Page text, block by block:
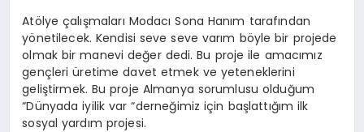
Atölye çalışmaları Modacı Sona Hanım tarafından
yönetilecek. Kendisi seve seve varım böyle bir projede
olmak bir manevi değer dedi. Bu proje ile amacımız
gençleri üretime davet etmek ve yeteneklerini
geliştirmek. Bu proje Almanya sorumlusu olduğum
“Dünyada iyilik var “derneğimiz için başlattığım ilk
sosyal yardım projesi.